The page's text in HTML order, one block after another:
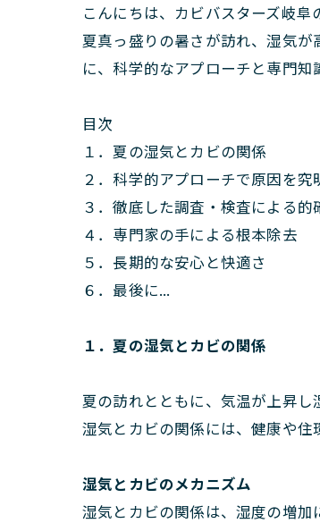
こんにちは、カビバスターズ岐阜
夏真っ盛りの暑さが訪れ、湿気
に、科学的なアプローチと専門知
目次
１．夏の湿気とカビの関係
２．科学的アプローチで原因を究
３．徹底した調査・検査による的
４．専門家の手による根本除去
５．長期的な安心と快適さ
６．最後に...
１．夏の湿気とカビの関係
夏の訪れとともに、気温が上昇
湿気とカビの関係には、健康や住
湿気とカビのメカニズム
湿気とカビの関係は、湿度の増